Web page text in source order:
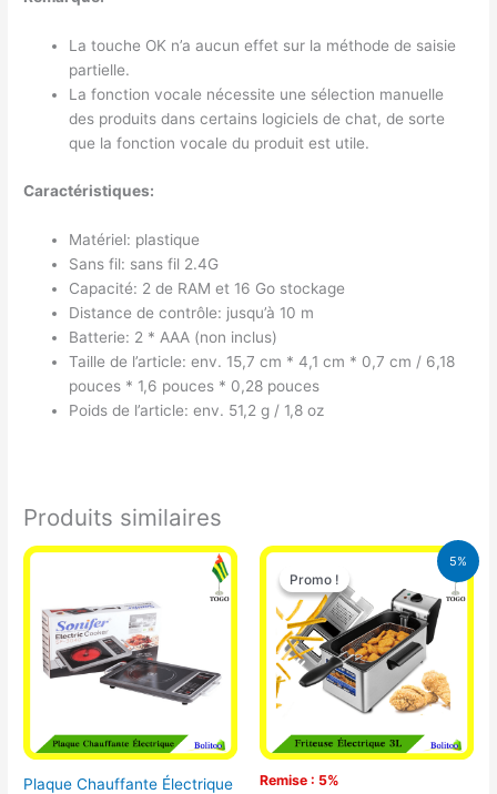
La touche OK n’a aucun effet sur la méthode de saisie
partielle.
La fonction vocale nécessite une sélection manuelle
des produits dans certains logiciels de chat, de sorte
que la fonction vocale du produit est utile.
Caractéristiques:
Matériel: plastique
Sans fil: sans fil 2.4G
Capacité: 2 de RAM et 16 Go stockage
Distance de contrôle: jusqu’à 10 m
Batterie: 2 * AAA (non inclus)
Taille de l’article: env. 15,7 cm * 4,1 cm * 0,7 cm / 6,18
pouces * 1,6 pouces * 0,28 pouces
Poids de l’article: env. 51,2 g / 1,8 oz
Produits similaires
Plaque Chauffante Électrique
5%
Promo !
Remise : 5%
Promo !
Le
initial
était :
39.000 CFA.
Le
prix
actuel
est :
37.000 CFA.